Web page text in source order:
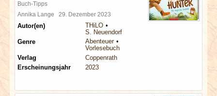
Buch-Tipps
Annika Lange 29. Dezember 2023
Autor(en)
THiLO
S. Neuendorf
Genre
Abenteuer
Vorlesebuch
Verlag
Coppenrath
Erscheinungsjahr
2023